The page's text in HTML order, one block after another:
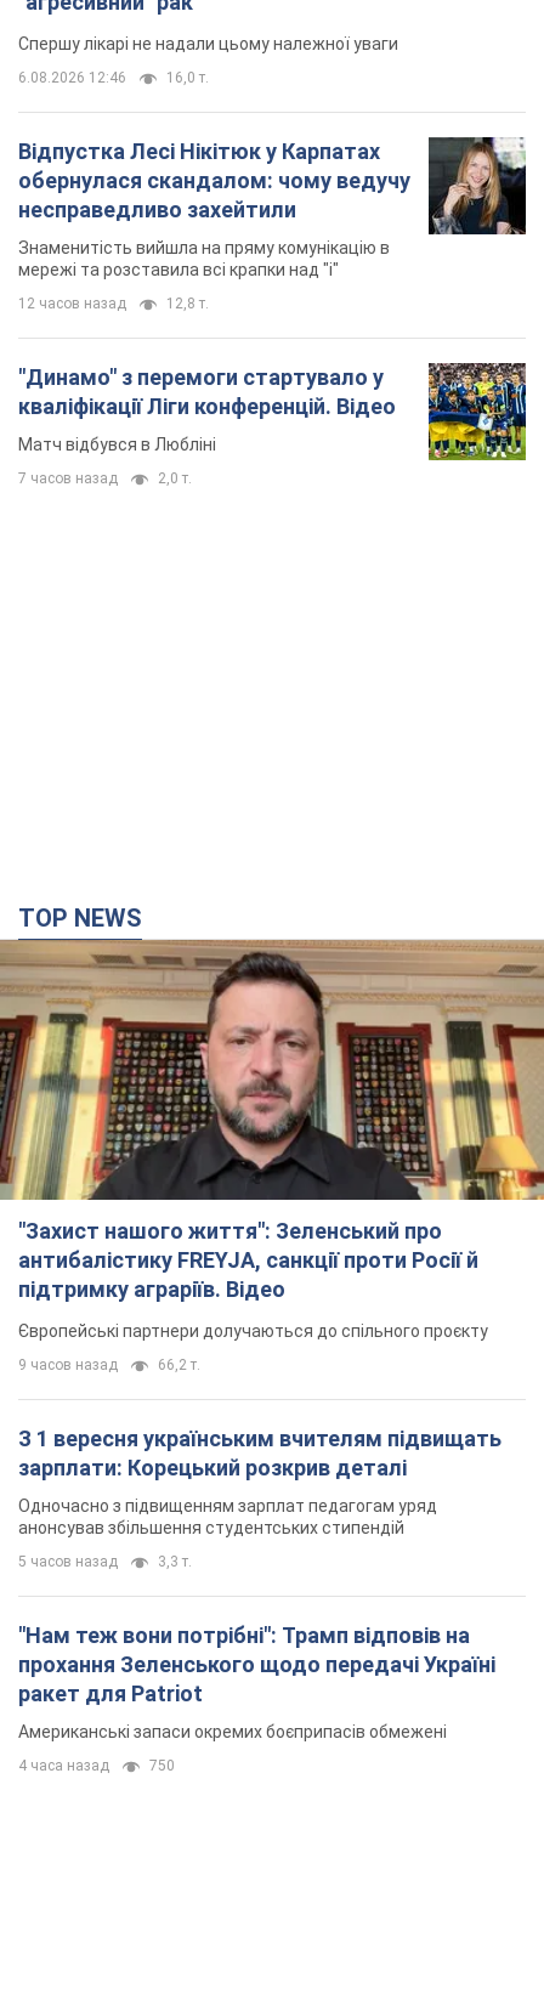
кваліфікації Ліги конференцій. Відео
Матч відбувся в Любліні
7 часов назад 2,0 т.
Європейські партнери долучаються до спільного проєкту
9 часов назад 66,2 т.
З 1 вересня українським вчителям підвищать
зарплати: Корецький розкрив деталі
Одночасно з підвищенням зарплат педагогам уряд
анонсував збільшення студентських стипендій
5 часов назад 3,3 т.
"Нам теж вони потрібні": Трамп відповів на
прохання Зеленського щодо передачі Україні
ракет для Patriot
Американські запаси окремих боєприпасів обмежені
4 часа назад 750